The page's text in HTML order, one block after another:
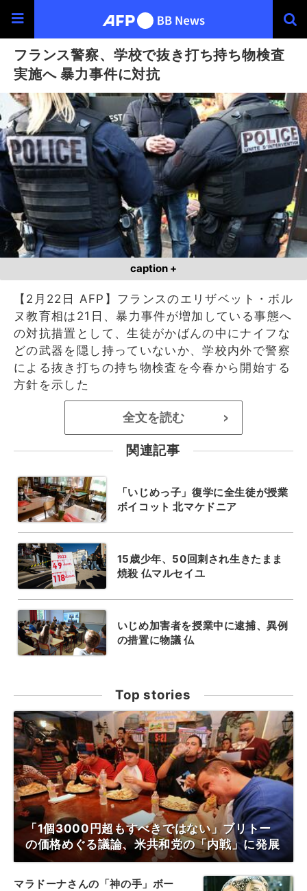
フランス警察、学校で抜き打ち持ち物検査
実施へ 暴力事件に対抗
caption +
【2月22日 AFP】フランスのエリザベット・ボル
ヌ教育相は21日、暴力事件が増加している事態へ
の対抗措置として、生徒がかばんの中にナイフな
どの武器を隠し持っていないか、学校内外で警察
による抜き打ちの持ち物検査を今春から開始する
方針を示した
全文を読む >
関連記事
「いじめっ子」復学に全生徒が授業
ボイコット 北マケドニア
15歳少年、50回刺され生きたまま
焼殺 仏マルセイユ
いじめ加害者を授業中に逮捕、異例
の措置に物議 仏
Top stories
「1個3000円超もすべきではない」ブリトー
の価格めぐる議論、米共和党の「内戦」に発展
マラドーナさんの「神の手」ボー